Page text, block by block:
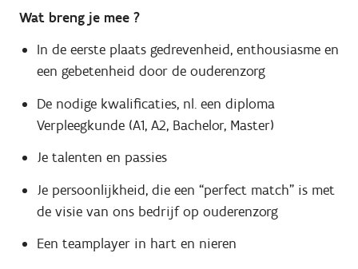
Wat breng je mee ?
In de eerste plaats gedrevenheid, enthousiasme en
een gebetenheid door de ouderenzorg
De nodige kwalificaties, nl. een diploma
Verpleegkunde (A1, A2, Bachelor, Master)
Je talenten en passies
Je persoonlijkheid, die een “perfect match” is met
de visie van ons bedrijf op ouderenzorg
Een teamplayer in hart en nieren